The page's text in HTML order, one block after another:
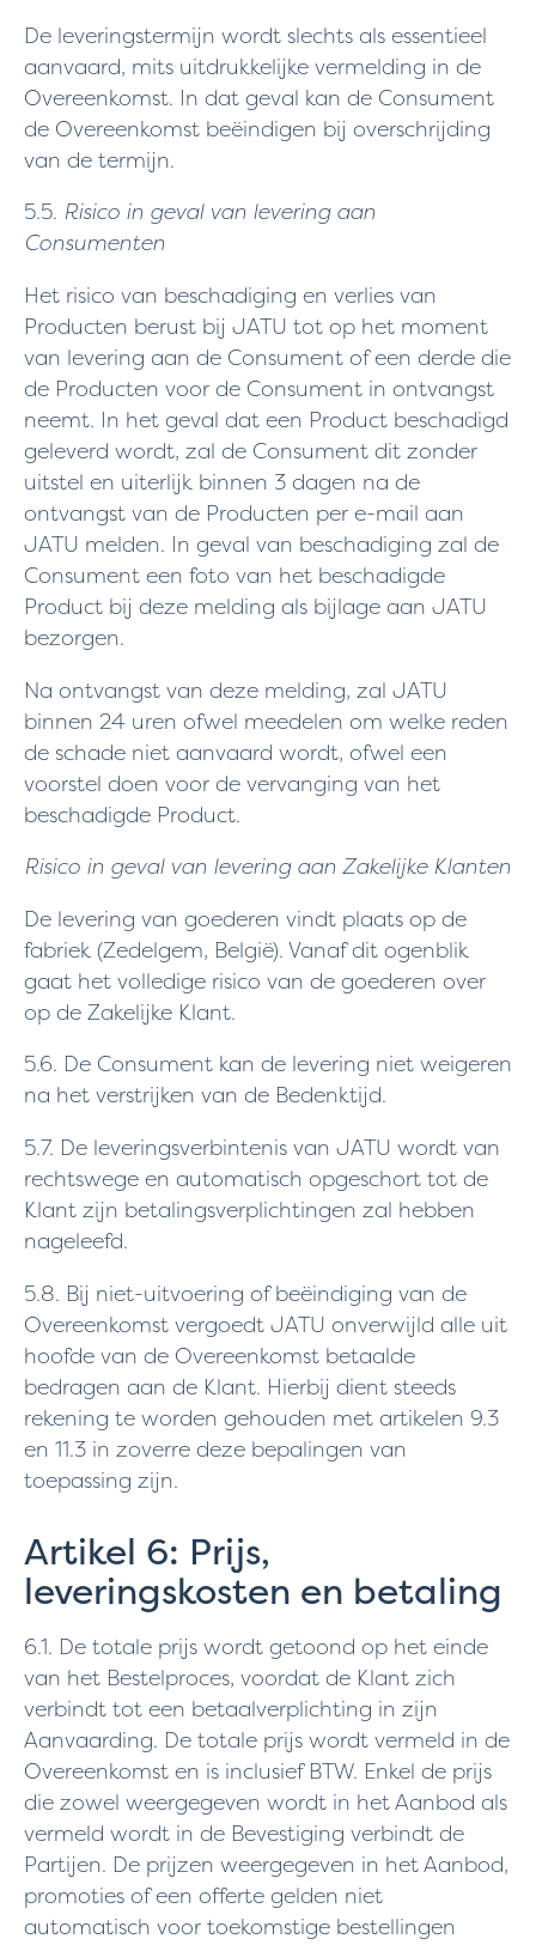
De leveringstermijn wordt slechts als essentieel
aanvaard, mits uitdrukkelijke vermelding in de
Overeenkomst. In dat geval kan de Consument
de Overeenkomst beëindigen bij overschrijding
van de termijn.
5.5. Risico in geval van levering aan
Consumenten
Het risico van beschadiging en verlies van
Producten berust bij JATU tot op het moment
van levering aan de Consument of een derde die
de Producten voor de Consument in ontvangst
neemt. In het geval dat een Product beschadigd
geleverd wordt, zal de Consument dit zonder
uitstel en uiterlijk binnen 3 dagen na de
ontvangst van de Producten per e-mail aan
JATU melden. In geval van beschadiging zal de
Consument een foto van het beschadigde
Product bij deze melding als bijlage aan JATU
bezorgen.
Na ontvangst van deze melding, zal JATU
binnen 24 uren ofwel meedelen om welke reden
de schade niet aanvaard wordt, ofwel een
voorstel doen voor de vervanging van het
beschadigde Product.
Risico in geval van levering aan Zakelijke Klanten
De levering van goederen vindt plaats op de
fabriek (Zedelgem, België). Vanaf dit ogenblik
gaat het volledige risico van de goederen over
op de Zakelijke Klant.
5.6. De Consument kan de levering niet weigeren
na het verstrijken van de Bedenktijd.
5.7. De leveringsverbintenis van JATU wordt van
rechtswege en automatisch opgeschort tot de
Klant zijn betalingsverplichtingen zal hebben
nageleefd.
5.8. Bij niet-uitvoering of beëindiging van de
Overeenkomst vergoedt JATU onverwijld alle uit
hoofde van de Overeenkomst betaalde
bedragen aan de Klant. Hierbij dient steeds
rekening te worden gehouden met artikelen 9.3
en 11.3 in zoverre deze bepalingen van
toepassing zijn.
Artikel 6: Prijs,
leveringskosten en betaling
6.1. De totale prijs wordt getoond op het einde
van het Bestelproces, voordat de Klant zich
verbindt tot een betaalverplichting in zijn
Aanvaarding. De totale prijs wordt vermeld in de
Overeenkomst en is inclusief BTW. Enkel de prijs
die zowel weergegeven wordt in het Aanbod als
vermeld wordt in de Bevestiging verbindt de
Partijen. De prijzen weergegeven in het Aanbod,
promoties of een offerte gelden niet
automatisch voor toekomstige bestellingen